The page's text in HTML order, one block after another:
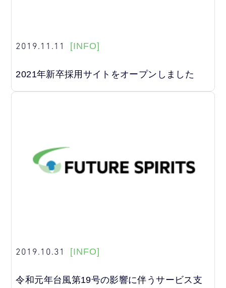
2019.11.11 [INFO]
2021年新卒採用サイトをオープンしました
2019.10.31 [INFO]
令和元年台風第19号の影響に伴うサービス支